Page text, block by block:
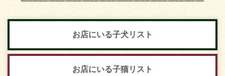
お店にいる子犬リスト
お店にいる子猫リスト